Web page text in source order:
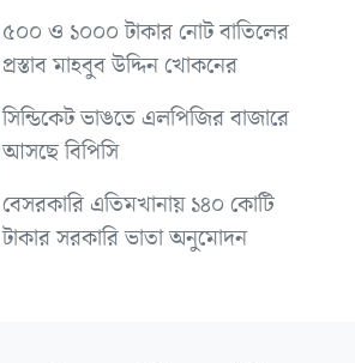
৫০০ ও ১০০০ টাকার নোট বাতিলের
প্রস্তাব মাহবুব উদ্দিন খোকনের
সিন্ডিকেট ভাঙতে এলপিজির বাজারে
আসছে বিপিসি
বেসরকারি এতিমখানায় ১৪০ কোটি
টাকার সরকারি ভাতা অনুমোদন